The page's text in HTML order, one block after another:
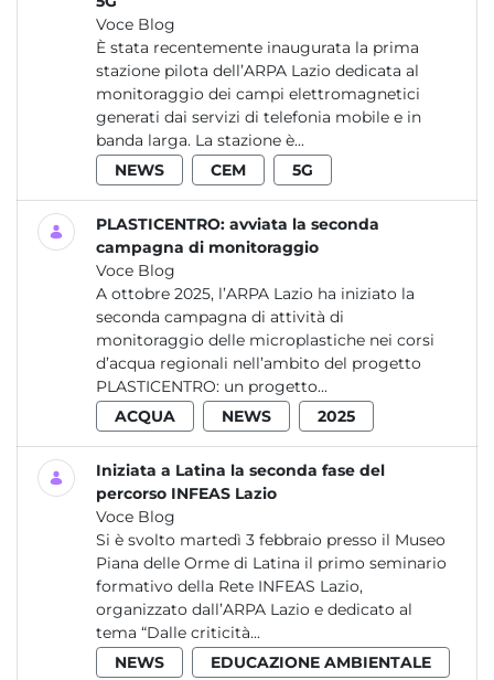
Voce Blog
È stata recentemente inaugurata la prima
stazione pilota dell’ARPA Lazio dedicata al
monitoraggio dei campi elettromagnetici
generati dai servizi di telefonia mobile e in
banda larga. La stazione è...
NEWS
CEM 5G
PLASTICENTRO: avviata la seconda
campagna di monitoraggio
Voce Blog
A ottobre 2025, l’ARPA Lazio ha iniziato la
seconda campagna di attività di
monitoraggio delle microplastiche nei corsi
d’acqua regionali nell’ambito del progetto
PLASTICENTRO: un progetto...
ACQUA
NEWS 2025
Iniziata a Latina la seconda fase del
percorso INFEAS Lazio
Voce Blog
Si è svolto martedì 3 febbraio presso il Museo
Piana delle Orme di Latina il primo seminario
formativo della Rete INFEAS Lazio,
organizzato dall’ARPA Lazio e dedicato al
tema “Dalle criticità...
NEWS
EDUCAZIONE AMBIENTALE